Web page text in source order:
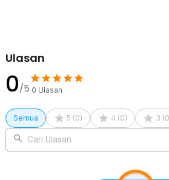
Ulasan
0/5 0 Ulasan
Semua 5 (0) 4 (0) 3 (0
Cari Ulasan